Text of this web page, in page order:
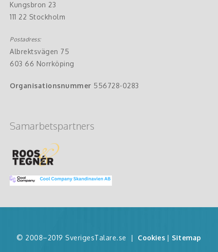
Kungsbron 23
111 22 Stockholm
Postadress:
Albrektsvägen 75
603 66 Norrköping
Organisationsnummer 556728-0283
Samarbetspartners
© 2008–2019 SverigesTalare.se | Cookies | Sitemap